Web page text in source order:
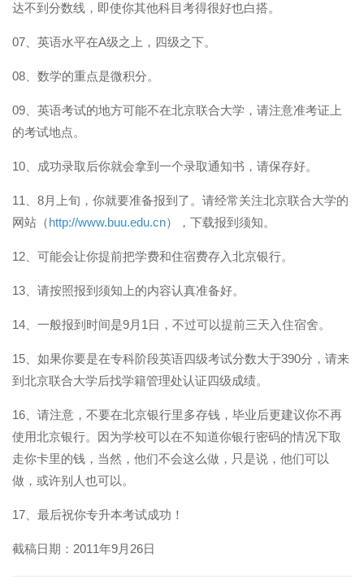
达不到分数线，即使你其他科目考得很好也白搭。
07、英语水平在A级之上，四级之下。
08、数学的重点是微积分。
09、英语考试的地方可能不在北京联合大学，请注意准考证上
的考试地点。
10、成功录取后你就会拿到一个录取通知书，请保存好。
11、8月上旬，你就要准备报到了。请经常关注北京联合大学的
网站（http://www.buu.edu.cn），下载报到须知。
12、可能会让你提前把学费和住宿费存入北京银行。
13、请按照报到须知上的内容认真准备好。
14、一般报到时间是9月1日，不过可以提前三天入住宿舍。
15、如果你要是在专科阶段英语四级考试分数大于390分，请来
到北京联合大学后找学籍管理处认证四级成绩。
16、请注意，不要在北京银行里多存钱，毕业后更建议你不再
使用北京银行。因为学校可以在不知道你银行密码的情况下取
走你卡里的钱，当然，他们不会这么做，只是说，他们可以
做，或许别人也可以。
17、最后祝你专升本考试成功！
截稿日期：2011年9月26日